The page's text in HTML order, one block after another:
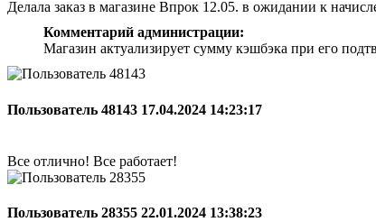
Делала заказ в магазине Впрок 12.05. в ожидании к
Комментарий администрации:
Магазин актуализирует сумму кэшбэка при его
Пользователь 48143 17.04.2024 14:23:17
Все отлично! Все работает!
Пользователь 28355 22.01.2024 13:38:23